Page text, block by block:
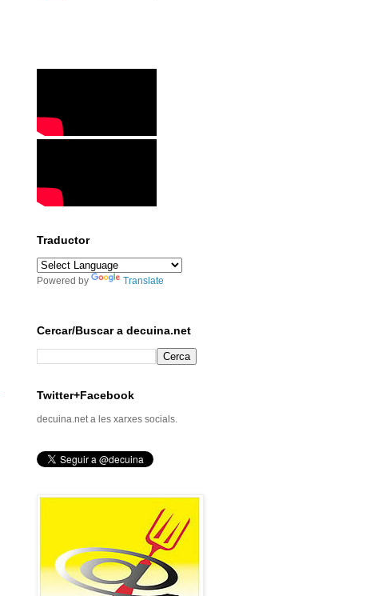
Traductor
Powered by Translate
Cercar/Buscar a decuina.net
Twitter+Facebook
decuina.net a les xarxes socials.